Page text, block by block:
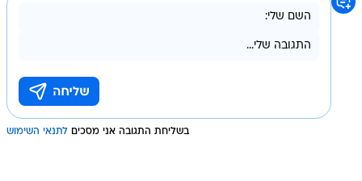
בשליחת התגובה אני מסכים לתנאי השימוש